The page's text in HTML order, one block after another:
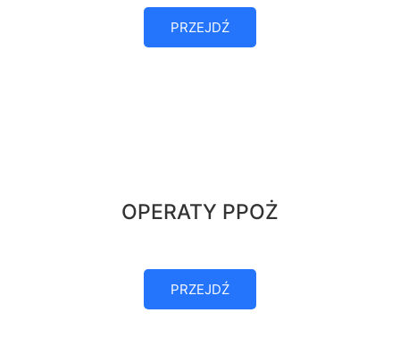
PRZEJDŹ
OPERATY PPOŻ
PRZEJDŹ